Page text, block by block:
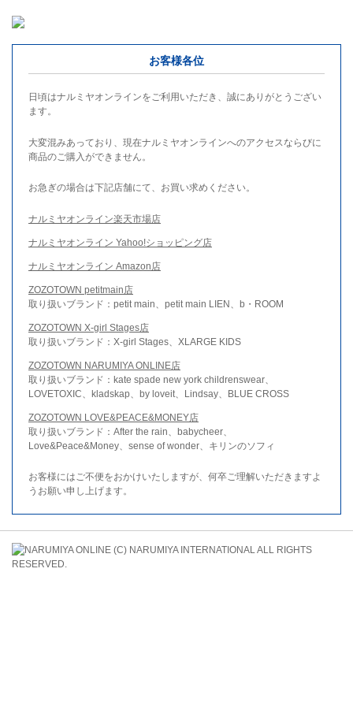
お客様各位
日頃はナルミヤオンラインをご利用いただき、誠にありがとうござい
ます。
大変混みあっており、現在ナルミヤオンラインへのアクセスならびに
商品のご購入ができません。
お急ぎの場合は下記店舗にて、お買い求めください。
ナルミヤオンライン楽天市場店
ナルミヤオンライン Yahoo!ショッピング店
ナルミヤオンライン Amazon店
ZOZOTOWN petitmain店
取り扱いブランド：petit main、petit main LIEN、b・ROOM
ZOZOTOWN X-girl Stages店
取り扱いブランド：X-girl Stages、XLARGE KIDS
ZOZOTOWN NARUMIYA ONLINE店
取り扱いブランド：kate spade new york childrenswear、
LOVETOXIC、kladskap、by loveit、Lindsay、BLUE CROSS
ZOZOTOWN LOVE&PEACE&MONEY店
取り扱いブランド：After the rain、babycheer、
Love&Peace&Money、sense of wonder、キリンのソフィ
お客様にはご不便をおかけいたしますが、何卒ご理解いただきますよ
うお願い申し上げます。